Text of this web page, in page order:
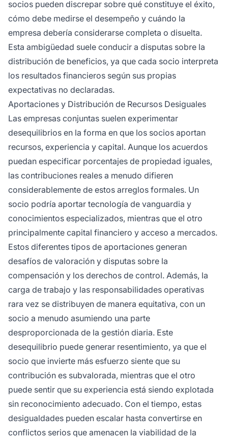
socios pueden discrepar sobre qué constituye el éxito,
cómo debe medirse el desempeño y cuándo la
empresa debería considerarse completa o disuelta.
Esta ambigüedad suele conducir a disputas sobre la
distribución de beneficios, ya que cada socio interpreta
los resultados financieros según sus propias
expectativas no declaradas.
Aportaciones y Distribución de Recursos Desiguales
Las empresas conjuntas suelen experimentar
desequilibrios en la forma en que los socios aportan
recursos, experiencia y capital. Aunque los acuerdos
puedan especificar porcentajes de propiedad iguales,
las contribuciones reales a menudo difieren
considerablemente de estos arreglos formales. Un
socio podría aportar tecnología de vanguardia y
conocimientos especializados, mientras que el otro
principalmente capital financiero y acceso a mercados.
Estos diferentes tipos de aportaciones generan
desafíos de valoración y disputas sobre la
compensación y los derechos de control. Además, la
carga de trabajo y las responsabilidades operativas
rara vez se distribuyen de manera equitativa, con un
socio a menudo asumiendo una parte
desproporcionada de la gestión diaria. Este
desequilibrio puede generar resentimiento, ya que el
socio que invierte más esfuerzo siente que su
contribución es subvalorada, mientras que el otro
puede sentir que su experiencia está siendo explotada
sin reconocimiento adecuado. Con el tiempo, estas
desigualdades pueden escalar hasta convertirse en
conflictos serios que amenacen la viabilidad de la